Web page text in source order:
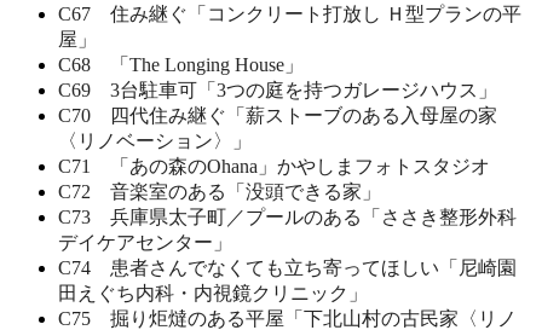
C67 住み継ぐ「コンクリート打放し Ｈ型プランの平
屋」
C68 「The Longing House」
C69 3台駐車可「3つの庭を持つガレージハウス」
C70 四代住み継ぐ「薪ストーブのある入母屋の家
〈リノベーション〉」
C71 「あの森のOhana」かやしまフォトスタジオ
C72 音楽室のある「没頭できる家」
C73 兵庫県太子町／プールのある「ささき整形外科
デイケアセンター」
C74 患者さんでなくても立ち寄ってほしい「尼崎園
田えぐち内科・内視鏡クリニック」
C75 掘り炬燵のある平屋「下北山村の古民家〈リノ